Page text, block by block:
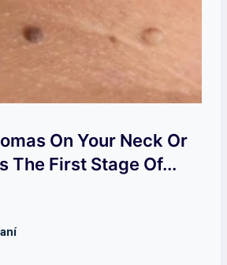
On Your Neck Or
The First Stage Of...